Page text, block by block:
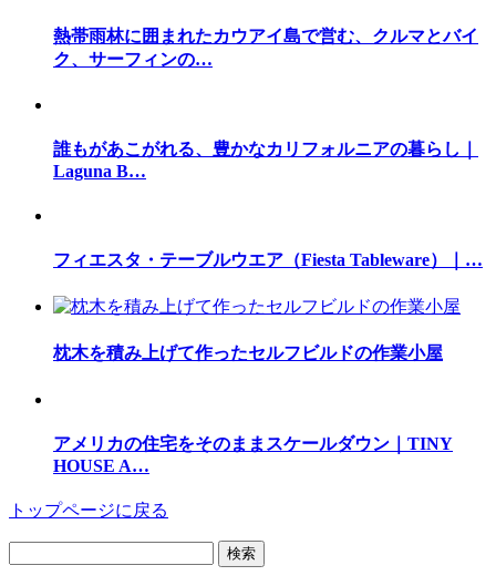
熱帯雨林に囲まれたカウアイ島で営む、クルマとバイ
ク、サーフィンの…
誰もがあこがれる、豊かなカリフォルニアの暮らし｜
Laguna B…
フィエスタ・テーブルウエア（Fiesta Tableware）｜…
枕木を積み上げて作ったセルフビルドの作業小屋
アメリカの住宅をそのままスケールダウン｜TINY
HOUSE A…
トップページに戻る